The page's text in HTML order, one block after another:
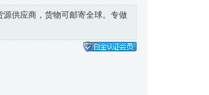
供应商，货物可邮寄全球。专做